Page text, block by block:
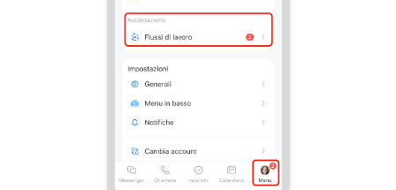
Prenotazione online
Contact Center